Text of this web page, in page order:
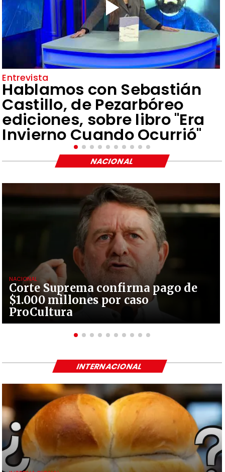
Entrevista
Hablamos con Sebastián
Castillo, de Pezarbóreo
ediciones, sobre libro "Era
Invierno Cuando Ocurrió"
Corte Suprema confirma pago de
$1.000 millones por caso
ProCultura
NACIONAL
NACIONAL
INTERNACIONAL